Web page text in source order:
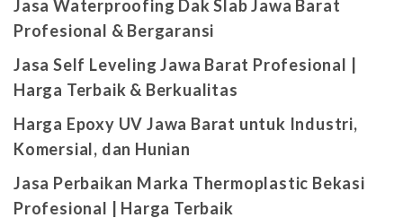
Jasa Waterproofing Dak Slab Jawa Barat
Profesional & Bergaransi
Jasa Self Leveling Jawa Barat Profesional |
Harga Terbaik & Berkualitas
Harga Epoxy UV Jawa Barat untuk Industri,
Komersial, dan Hunian
Jasa Perbaikan Marka Thermoplastic Bekasi
Profesional | Harga Terbaik